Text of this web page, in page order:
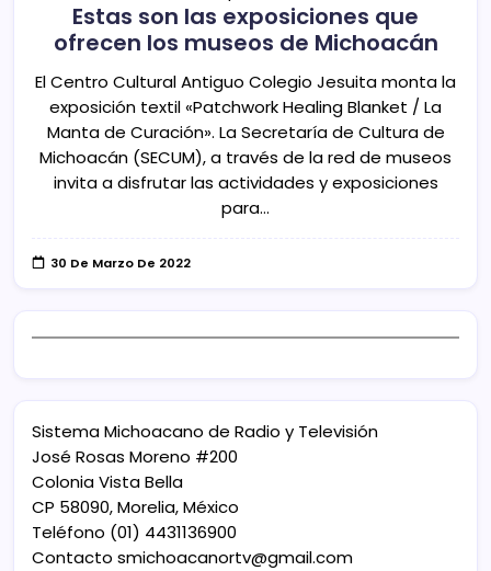
Estas son las exposiciones que
ofrecen los museos de Michoacán
El Centro Cultural Antiguo Colegio Jesuita monta la
exposición textil «Patchwork Healing Blanket / La
Manta de Curación». La Secretaría de Cultura de
Michoacán (SECUM), a través de la red de museos
invita a disfrutar las actividades y exposiciones
para…
30 De Marzo De 2022
Sistema Michoacano de Radio y Televisión
José Rosas Moreno #200
Colonia Vista Bella
CP 58090, Morelia, México
Teléfono (01) 4431136900
Contacto smichoacanortv@gmail.com